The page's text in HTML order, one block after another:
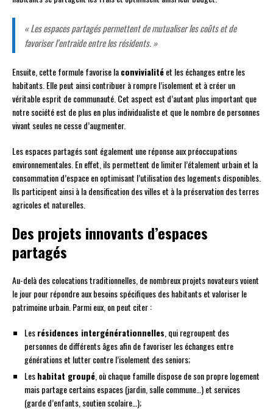
« Les espaces partagés permettent de mutualiser les coûts et de
favoriser l’entraide entre les résidents. »
Ensuite, cette formule favorise laconvivialitéet les échanges entre les
habitants. Elle peut ainsi contribuer à rompre l’isolement et à créer un
véritable esprit de communauté. Cet aspect est d’autant plus important que
notre société est de plus en plus individualiste et que le nombre de personnes
vivant seules ne cesse d’augmenter.
Les espaces partagés sont également une réponse aux préoccupations
environnementales. En effet, ils permettent de limiter l’étalement urbain et la
consommation d’espace en optimisant l’utilisation des logements disponibles.
Ils participent ainsi à la densification des villes et à la préservation des terres
agricoles et naturelles.
Des projets innovants d’espaces
partagés
Au-delà des colocations traditionnelles, de nombreux projets novateurs voient
le jour pour répondre aux besoins spécifiques des habitants et valoriser le
patrimoine urbain. Parmi eux, on peut citer :
Lesrésidences intergénérationnelles , qui regroupent des
personnes de différents âges afin de favoriser les échanges entre
générations et lutter contre l’isolement des seniors;
Leshabitat groupé , où chaque famille dispose de son propre logement
mais partage certains espaces (jardin, salle commune…) et services
(garde d’enfants, soutien scolaire…);